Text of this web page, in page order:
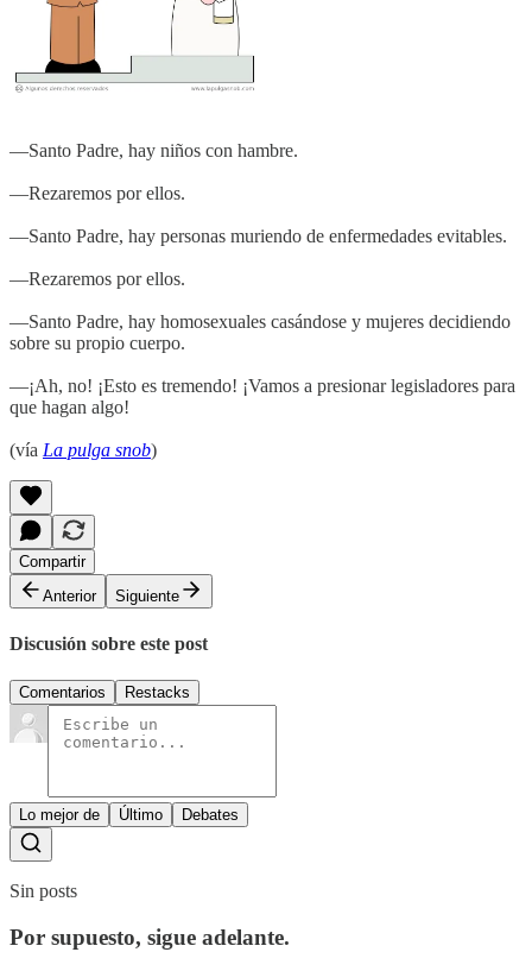
—Santo Padre, hay niños con hambre.
—Rezaremos por ellos.
—Santo Padre, hay personas muriendo de enfermedades evitables.
—Rezaremos por ellos.
—Santo Padre, hay homosexuales casándose y mujeres decidiendo
sobre su propio cuerpo.
—¡Ah, no! ¡Esto es tremendo! ¡Vamos a presionar legisladores para
que hagan algo!
(vía La pulga snob)
Compartir
Anterior
Siguiente
Discusión sobre este post
Comentarios Restacks
Lo mejor de Último Debates
Sin posts
Por supuesto, sigue adelante.